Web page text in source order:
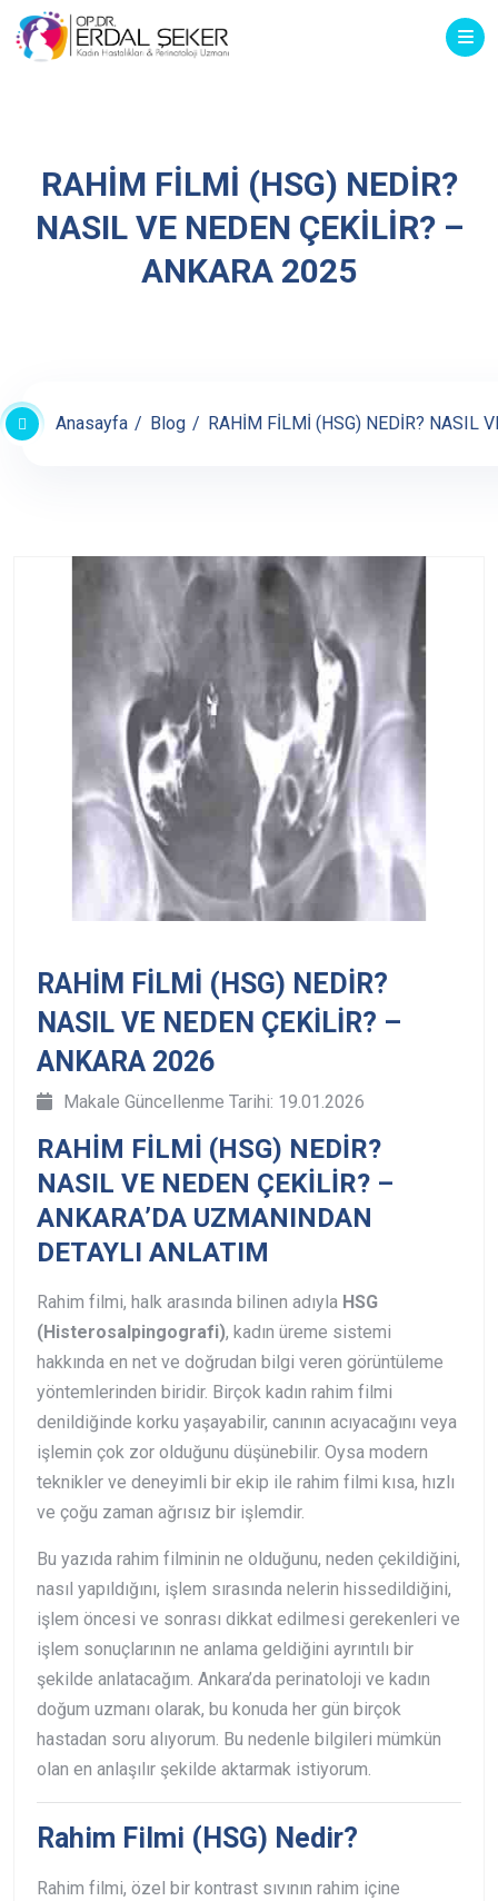
RAHİM FİLMİ (HSG) NEDİR?
NASIL VE NEDEN ÇEKİLİR? –
ANKARA 2025
Anasayfa Blog RAHİM FİLMİ (HSG) NEDİR? NASIL
RAHİM FİLMİ (HSG) NEDİR?
NASIL VE NEDEN ÇEKİLİR? –
ANKARA 2026
Makale Güncellenme Tarihi: 19.01.2026
RAHİM FİLMİ (HSG) NEDİR?
NASIL VE NEDEN ÇEKİLİR? –
ANKARA’DA UZMANINDAN
DETAYLI ANLATIM
Rahim filmi, halk arasında bilinen adıyla HSG
(Histerosalpingografi), kadın üreme sistemi
hakkında en net ve doğrudan bilgi veren görüntüleme
yöntemlerinden biridir. Birçok kadın rahim filmi
denildiğinde korku yaşayabilir, canının acıyacağını veya
işlemin çok zor olduğunu düşünebilir. Oysa modern
teknikler ve deneyimli bir ekip ile rahim filmi kısa, hızlı
ve çoğu zaman ağrısız bir işlemdir.
Bu yazıda rahim filminin ne olduğunu, neden çekildiğini,
nasıl yapıldığını, işlem sırasında nelerin hissedildiğini,
işlem öncesi ve sonrası dikkat edilmesi gerekenleri ve
işlem sonuçlarının ne anlama geldiğini ayrıntılı bir
şekilde anlatacağım. Ankara’da perinatoloji ve kadın
doğum uzmanı olarak, bu konuda her gün birçok
hastadan soru alıyorum. Bu nedenle bilgileri mümkün
olan en anlaşılır şekilde aktarmak istiyorum.
Rahim Filmi (HSG) Nedir?
Rahim filmi, özel bir kontrast sıvının rahim içine